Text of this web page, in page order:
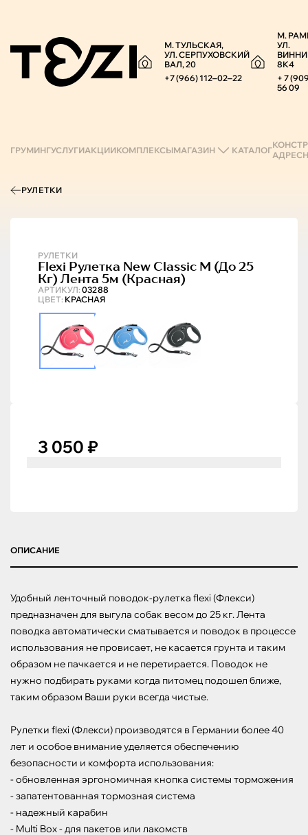
М. ТУЛЬСКАЯ,
УЛ. СЕРПУХОВСКИЙ
ВАЛ, 20
+7 (966) 112‒02‒22
М.
УЛ.
8К4
+ 7
56 09
ГРУМИНГУСЛУГИАКЦИИКОМПЛЕКСЫМАГАЗИН КАТАЛОГ
РУЛЕТКИ
РУЛЕТКИ
АРТИКУЛ: 03288
Flexi Рулетка New Classic M (до 25
Кг) Лента 5м (красная)
ЦВЕТ: КРАСНАЯ
3 050 ₽
ОПИСАНИЕ
Удобный ленточный поводок-рулетка flexi (Флекси)
предназначен для выгула собак весом до 25 кг. Лента
поводка автоматически сматывается и поводок в процессе
использования не провисает, не касается грунта и таким
образом не пачкается и не перетирается. Поводок не
нужно подбирать руками когда питомец подошел ближе,
таким образом Ваши руки всегда чистые.
Рулетки flexi (Флекси) производятся в Германии более 40
лет и особое внимание уделяется обеспечению
безопасности и комфорта использования:
- обновленная эргономичная кнопка системы торможения
- запатентованная тормозная система
- надежный карабин
- Multi Box - для пакетов или лакомств